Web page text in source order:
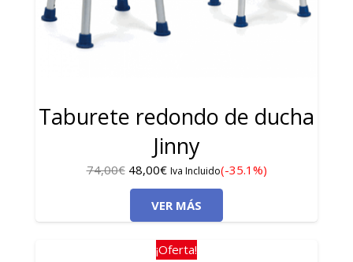
Taburete redondo de ducha
Jinny
74,00€ El
precio
original
era:
74,00€.
48,00€El
precio
actual
es:
48,00€.
Iva Incluido(-35.1%)
VER MÁS
¡Oferta!